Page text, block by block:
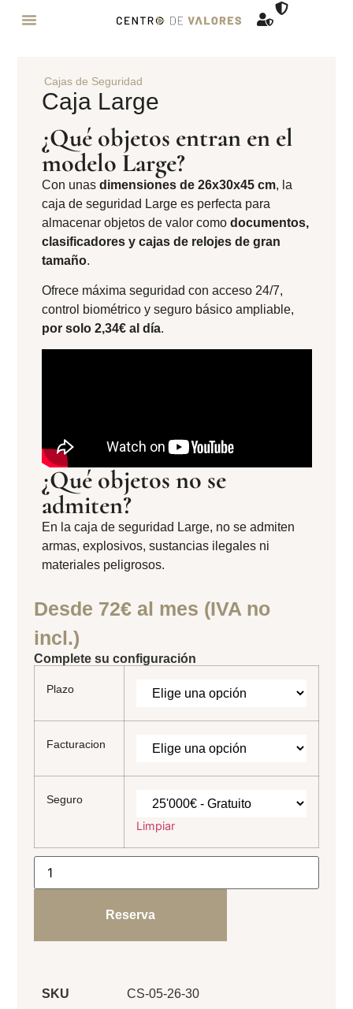
Cajas de Seguridad
Caja Large
¿Qué objetos entran en el
modelo Large?
Con unas dimensiones de 26x30x45 cm, la
caja de seguridad Large es perfecta para
almacenar objetos de valor comodocumentos,
clasificadores y cajas de relojes de gran
tamaño.
Ofrece máxima seguridad con acceso 24/7,
control biométrico y seguro básico ampliable,
por solo 2,34€ al día.
¿Qué objetos no se
admiten?
En la caja de seguridad Large, no se admiten
armas, explosivos, sustancias ilegales ni
materiales peligrosos.
Desde 72€ al mes (IVA no
incl.)
Complete su configuración
Plazo
Facturacion
Seguro
Limpiar
Reserva
SKU
CS-05-26-30